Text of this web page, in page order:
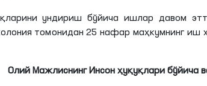
ундириш бўйича ишлар давом
томонидан 25 нафар маҳкумнинг иш
Олий Мажлиснинг Инсон ҳуқуқлари бўйича